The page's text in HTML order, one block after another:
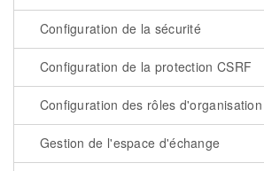
Configuration de la sécurité
Configuration de la protection CSRF
Configuration des rôles d'organisation
Gestion de l'espace d'échange